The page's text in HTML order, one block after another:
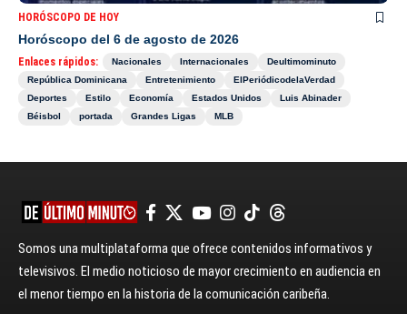
HORÓSCOPO DE HOY
Horóscopo del 6 de agosto de 2026
Enlaces rápidos: Nacionales Internacionales
Deultimominuto
República Dominicana
Entretenimiento
ElPeriódicodelaVerdad
Deportes
Estilo Economía Estados Unidos
Luis Abinader
Béisbol
portada Grandes Ligas MLB
Somos una multiplataforma que ofrece contenidos informativos y
televisivos. El medio noticioso de mayor crecimiento en audiencia en
el menor tiempo en la historia de la comunicación caribeña.